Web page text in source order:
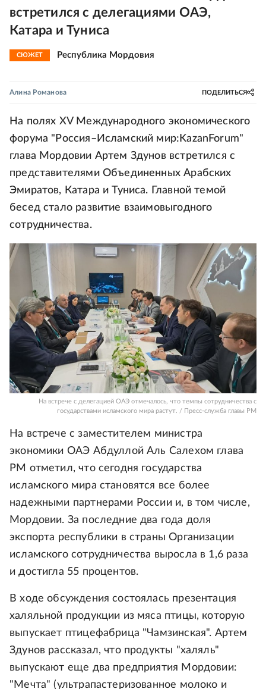
встретился с делегациями ОАЭ,
Катара и Туниса
СЮЖЕТ Республика Мордовия
Алина Романова ПОДЕЛИТЬСЯ
На полях XV Международного экономического
форума "Россия–Исламский мир:KazanForum"
глава Мордовии Артем Здунов встретился с
представителями Объединенных Арабских
Эмиратов, Катара и Туниса. Главной темой
бесед стало развитие взаимовыгодного
сотрудничества.
На встрече с делегацией ОАЭ отмечалось, что темпы сотрудничества с
государствами исламского мира растут. / Пресс-служба главы РМ
На встрече с заместителем министра
экономики ОАЭ Абдуллой Аль Салехом глава
РМ отметил, что сегодня государства
исламского мира становятся все более
надежными партнерами России и, в том числе,
Мордовии. За последние два года доля
экспорта республики в страны Организации
исламского сотрудничества выросла в 1,6 раза
и достигла 55 процентов.
В ходе обсуждения состоялась презентация
халяльной продукции из мяса птицы, которую
выпускает птицефабрица "Чамзинская". Артем
Здунов рассказал, что продукты "халяль"
выпускают еще два предприятия Мордовии:
"Мечта" (ультрапастеризованное молоко и